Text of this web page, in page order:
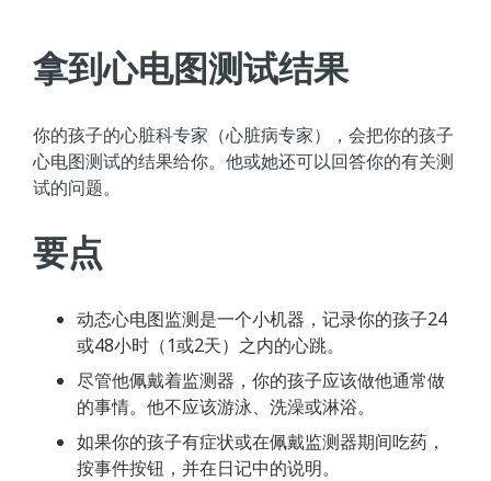
拿到心电图测试结果
你的孩子的心脏科专家（心脏病专家），会把你的孩子
心电图测试的结果给你。他或她还可以回答你的有关测
试的问题。
要点
动态心电图监测是一个小机器，记录你的孩子24
或48小时（1或2天）之内的心跳。
尽管他佩戴着监测器，你的孩子应该做他通常做
的事情。他不应该游泳、洗澡或淋浴。
如果你的孩子有症状或在佩戴监测器期间吃药，
按事件按钮，并在日记中的说明。